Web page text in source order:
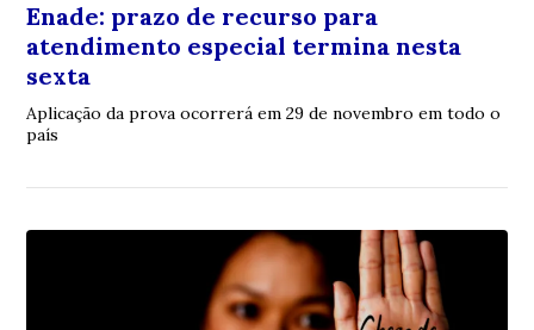
Enade: prazo de recurso para
atendimento especial termina nesta
sexta
Aplicação da prova ocorrerá em 29 de novembro em todo o
país